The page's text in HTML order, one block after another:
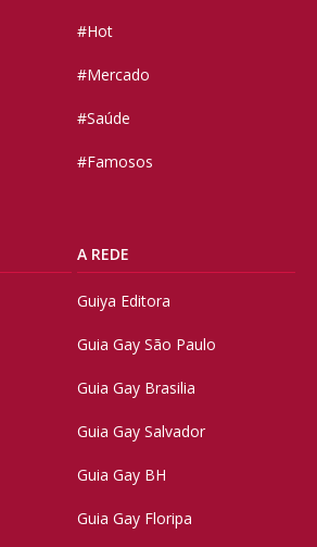
#Hot
#Mercado
#Saúde
#Famosos
A REDE
Guiya Editora
Guia Gay São Paulo
Guia Gay Brasilia
Guia Gay Salvador
Guia Gay BH
Guia Gay Floripa